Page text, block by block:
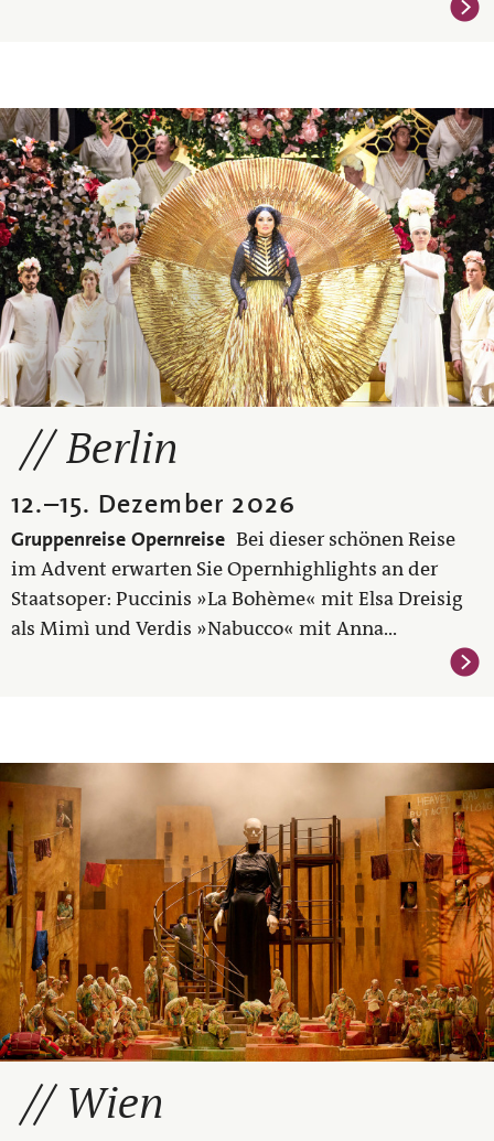
Berlin
12.–15. Dezember 2026
Gruppenreise Opernreise Bei dieser schönen Reise
im Advent erwarten Sie Opernhighlights an der
Staatsoper: Puccinis »La Bohème« mit Elsa Dreisig
als Mimì und Verdis »Nabucco« mit Anna...
Wien